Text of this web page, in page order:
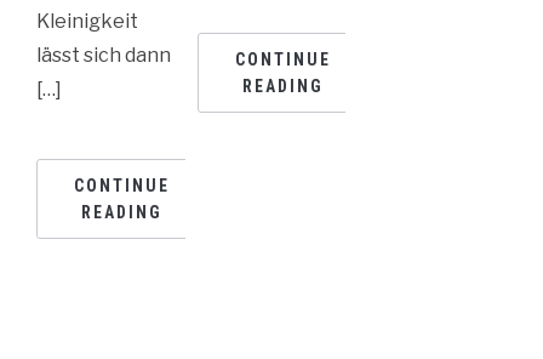
Kleinigkeit
lässt sich dann
[…]
CONTINUE
READING
CONTINUE
READING